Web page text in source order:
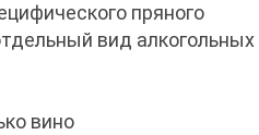
пряного
вид алкогольных
вино